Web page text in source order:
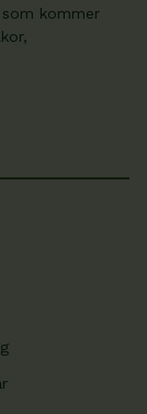
kommer